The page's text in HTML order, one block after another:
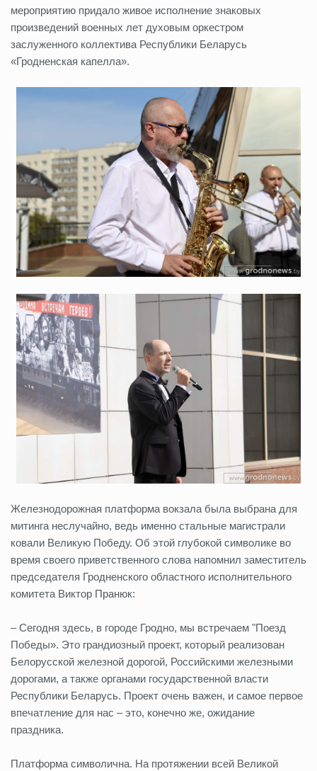
мероприятию придало живое исполнение знаковых
произведений военных лет духовым оркестром
заслуженного коллектива Республики Беларусь
«Гродненская капелла».
Железнодорожная платформа вокзала была выбрана для
митинга неслучайно, ведь именно стальные магистрали
ковали Великую Победу. Об этой глубокой символике во
время своего приветственного слова напомнил заместитель
председателя Гродненского областного исполнительного
комитета Виктор Пранюк:
– Сегодня здесь, в городе Гродно, мы встречаем "Поезд
Победы». Это грандиозный проект, который реализован
Белорусской железной дорогой, Российскими железными
дорогами, а также органами государственной власти
Республики Беларусь. Проект очень важен, и самое первое
впечатление для нас – это, конечно же, ожидание
праздника.
Платформа символична. На протяжении всей Великой